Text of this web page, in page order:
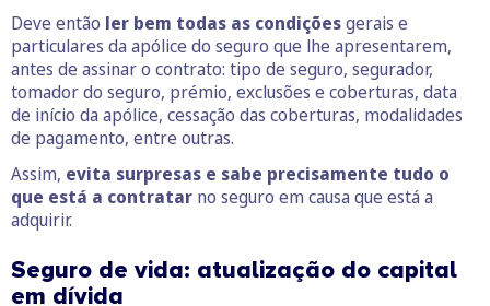
Deve então ler bem todas as condiçõesgerais e
particulares da apólice do seguro que lhe apresentarem,
antes de assinar o contrato: tipo de seguro, segurador,
tomador do seguro, prémio, exclusões e coberturas, data
de início da apólice, cessação das coberturas, modalidades
de pagamento, entre outras.
Assim, evita surpresas e sabe precisamente tudo o
que está a contratar no seguro em causa que está a
adquirir.
Seguro de vida: atualização do capital
em dívida